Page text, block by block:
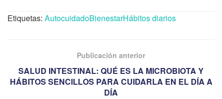
Etiquetas: AutocuidadoBienestarHábitos diarios
Publicación anterior
SALUD INTESTINAL: QUÉ ES LA MICROBIOTA Y
HÁBITOS SENCILLOS PARA CUIDARLA EN EL DÍA A
DÍA